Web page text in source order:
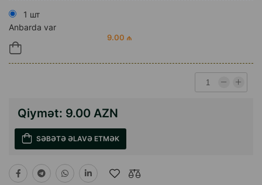
1 шт
Anbarda var
9.00 ₼
Qiymət: 9.00 AZN
SƏBƏTƏ ƏLAVƏ ETMƏK